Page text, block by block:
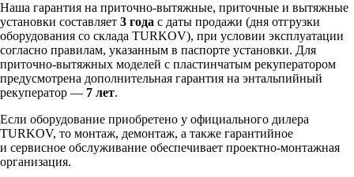
Наша гарантия на приточно-вытяжные, приточные и вытяжные
установки составляет 3 года с даты продажи (дня отгрузки
оборудования со склада TURKOV), при условии эксплуатации
согласно правилам, указанным в паспорте установки. Для
приточно-вытяжных моделей с пластинчатым рекуператором
предусмотрена дополнительная гарантия на энтальпийный
рекуператор — 7 лет.
Если оборудование приобретено у официального дилера
TURKOV, то монтаж, демонтаж, а также гарантийное
и сервисное обслуживание обеспечивает проектно-монтажная
организация.